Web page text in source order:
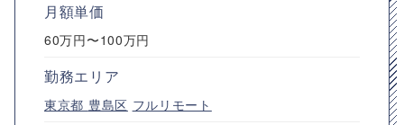
月額単価
60万円〜100万円
勤務エリア
東京都 豊島区 フルリモート